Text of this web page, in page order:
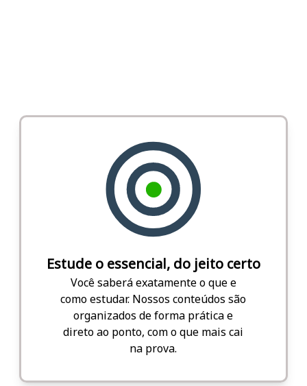
Estude o essencial, do jeito certo
Você saberá exatamente o que e
como estudar. Nossos conteúdos são
organizados de forma prática e
direto ao ponto, com o que mais cai
na prova.